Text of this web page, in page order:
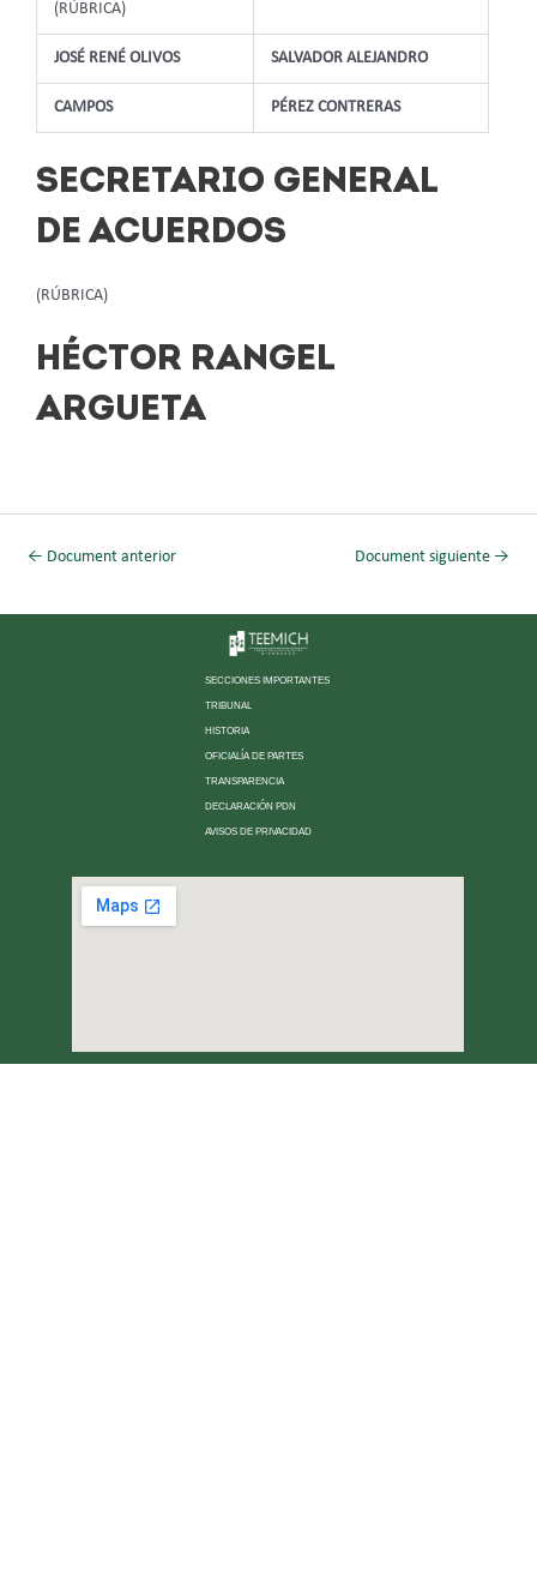
(RÚBRICA)
JOSÉ RENÉ OLIVOS SALVADOR ALEJANDRO
CAMPOS PÉREZ CONTRERAS
SECRETARIO GENERAL
DE ACUERDOS
(RÚBRICA)
HÉCTOR RANGEL
ARGUETA
← Document anterior Document siguiente →
SECCIONES IMPORTANTES
TRIBUNAL
HISTORIA
OFICIALÍA DE PARTES
TRANSPARENCIA
DECLARACIÓN PDN
AVISOS DE PRIVACIDAD